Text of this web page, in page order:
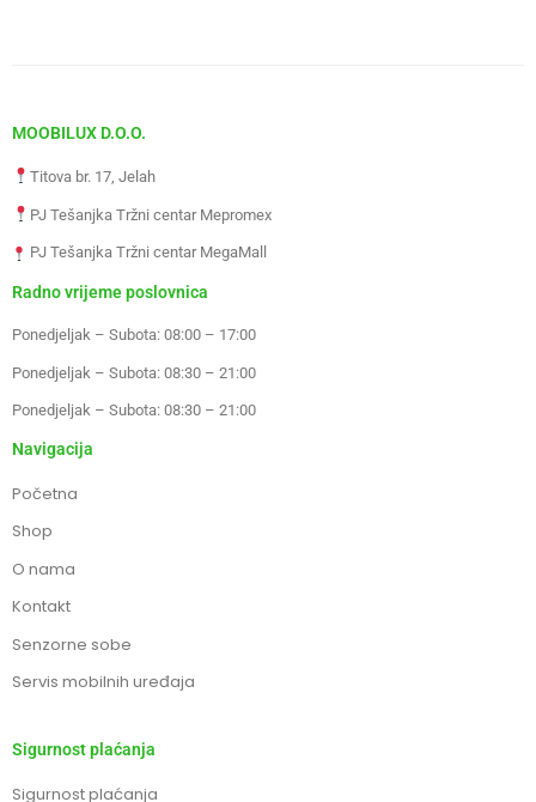
MOOBILUX D.O.O.
Titova br. 17, Jelah
PJ Tešanjka Tržni centar Mepromex
PJ Tešanjka Tržni centar MegaMall
Radno vrijeme poslovnica
Ponedjeljak – Subota: 08:00 – 17:00
Ponedjeljak – Subota: 08:30 – 21:00
Ponedjeljak – Subota: 08:30 – 21:00
Navigacija
Početna
Shop
O nama
Kontakt
Senzorne sobe
Servis mobilnih uređaja
Sigurnost plaćanja
Sigurnost plaćanja